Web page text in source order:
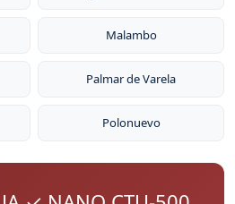
Malambo
Palmar de Varela
Polonuevo